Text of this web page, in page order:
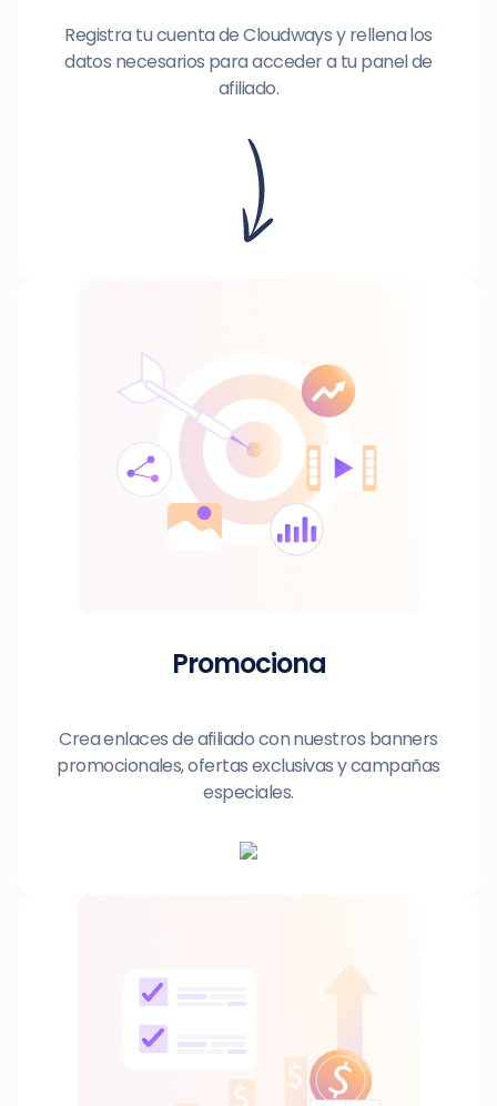
Registra tu cuenta de Cloudways y rellena los
datos necesarios para acceder a tu panel de
afiliado.
Promociona
Crea enlaces de afiliado con nuestros banners
promocionales, ofertas exclusivas y campañas
especiales.